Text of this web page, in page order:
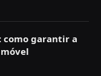
garantir a